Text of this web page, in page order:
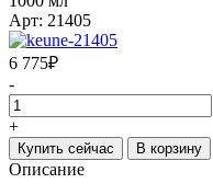
Арт: 21405
6 775₽
-
+
Купить сейчас В корзину
Описание